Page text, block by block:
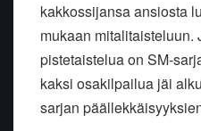
kakkossijansa ansiosta
mukaan mitalitaisteluun.
pistetaistelua on SM-
kaksi osakilpailua jäi
sarjan